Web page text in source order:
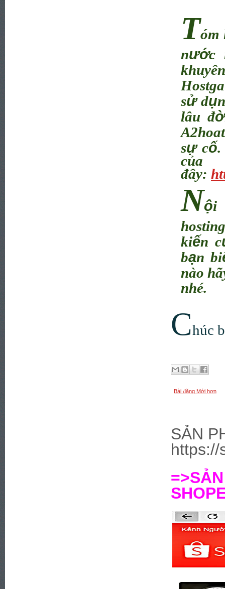
Tóm
nước
sửdụ
lâu đờ
sựcố.
đây:
Nội
kiến c
bạn bi
nào
nhé.
Chúc b
Bài đăng Mới hơn
SẢN
https://